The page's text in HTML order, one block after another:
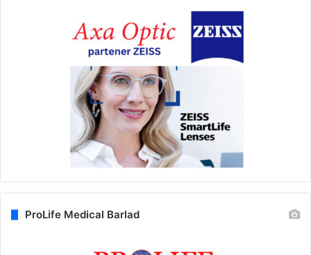
ProLife Medical Barlad